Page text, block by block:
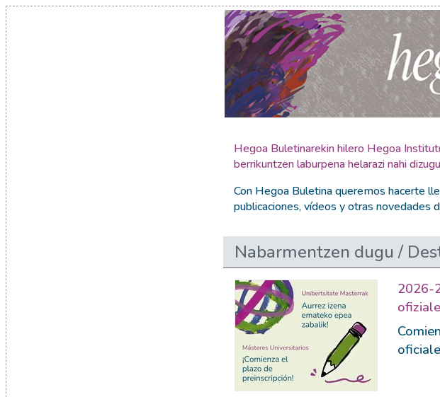
Hegoa Buletinarekin hilero Hegoa
berrikuntzen laburpena helarazi nahi
Con Hegoa Buletina queremos hacerte
publicaciones, vídeos y otras novedades
Nabarmentzen dugu /
2026-